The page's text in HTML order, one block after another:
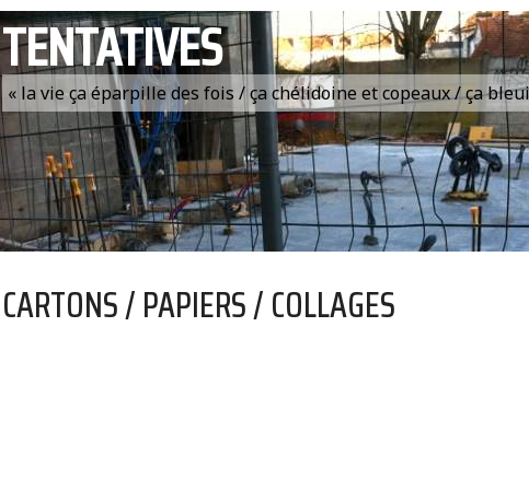
TENTATIVES
« la vie ça éparpille des fois / ça chélidoine et copeaux / ça
CARTONS / PAPIERS / COLLAGES